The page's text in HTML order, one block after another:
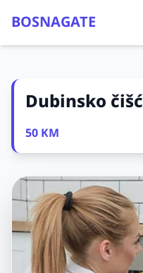
BOSNAGATE
Dubinsko
50 KM